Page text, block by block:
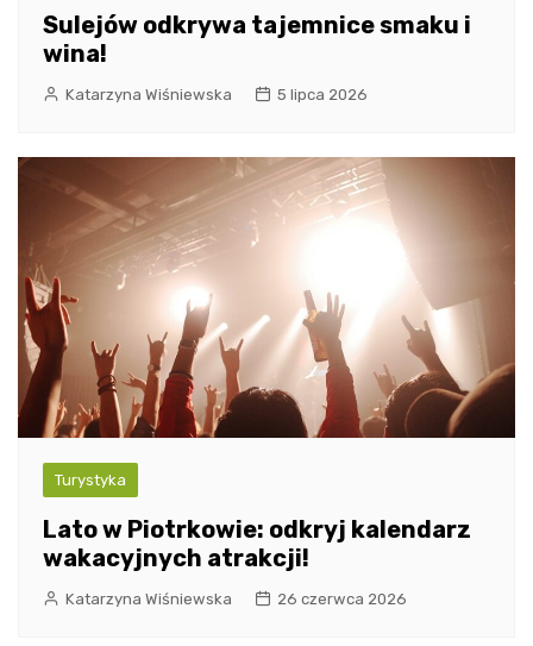
Sulejów odkrywa tajemnice smaku i
wina!
Katarzyna Wiśniewska 5 lipca 2026
Turystyka
Lato w Piotrkowie: odkryj kalendarz
wakacyjnych atrakcji!
Katarzyna Wiśniewska 26 czerwca 2026